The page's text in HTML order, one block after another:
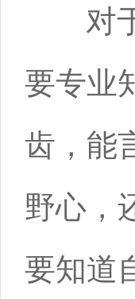
对于
要专业
齿，能
野心，
要知道